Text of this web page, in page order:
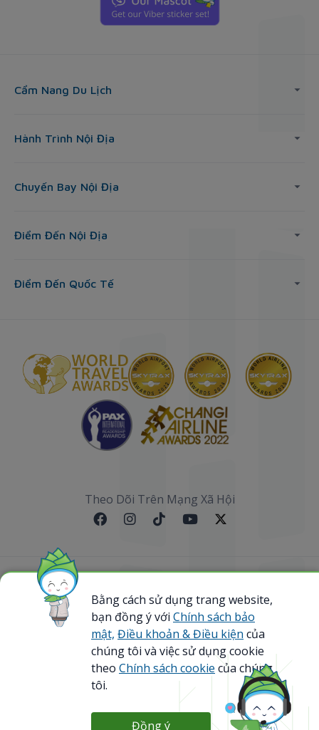
Cẩm Nang Du Lịch
Hành Trình Nội Địa
Chuyến Bay Nội Địa
Điểm Đến Nội Địa
Điểm Đến Quốc Tế
Theo Dõi Trên Mạng Xã Hội
Sơ đồ website
@ 2023 Bamboo Airways Copyright. All Rights
Reserved.
Business Registration Code: 0107867370
Bằng cách sử dụng trang website,
bạn đồng ý với Chính sách bảo
mật, Điều khoản & Điều kiện của
chúng tôi và việc sử dụng cookie
theo Chính sách cookie của chúng
tôi.
Đồng ý